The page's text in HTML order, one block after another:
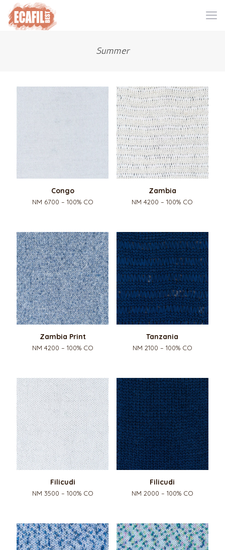
Summer
Congo
NM 6700 – 100% CO
Zambia
NM 4200 – 100% CO
Zambia Print
NM 4200 – 100% CO
Tanzania
NM 2100 – 100% CO
Filicudi
NM 3500 – 100% CO
Filicudi
NM 2000 – 100% CO